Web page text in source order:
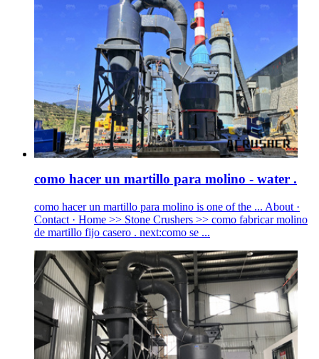
como hacer un martillo para molino - water .
como hacer un martillo para molino is one of the ... About ·
Contact · Home >> Stone Crushers >> como fabricar molino
de martillo fijo casero . next:como se ...